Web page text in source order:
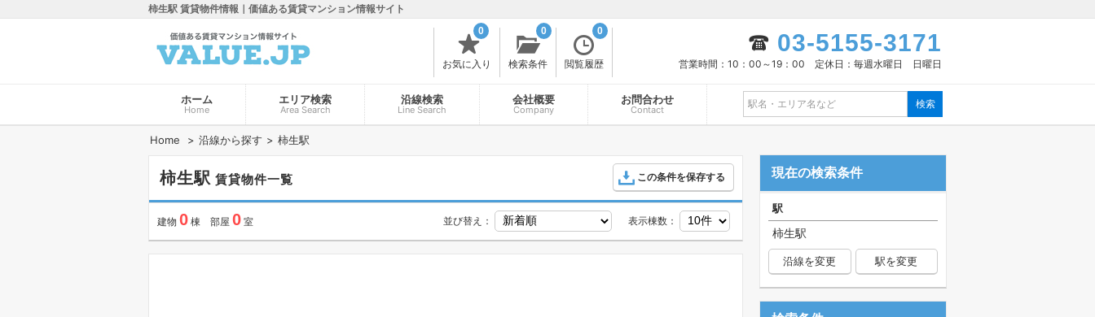
柿生駅 賃貸物件情報｜価値ある賃貸マンション情報サイト
お気に入り
0
検索条件
0
閲覧履歴
0 03-5155-3171
営業時間：10：00～19：00 定休日：毎週水曜日 日曜日
ホーム
Home
エリア検索
Area Search
沿線検索
Line Search
会社概要
Company
お問合わせ
Contact
Home 沿線から探す 柿生駅
柿生駅 賃貸物件一覧 この条件を保存する
建物 0 棟 部屋 0 室 並び替え： 表示棟数：
現在の検索条件
駅
柿生駅
沿線を変更 駅を変更